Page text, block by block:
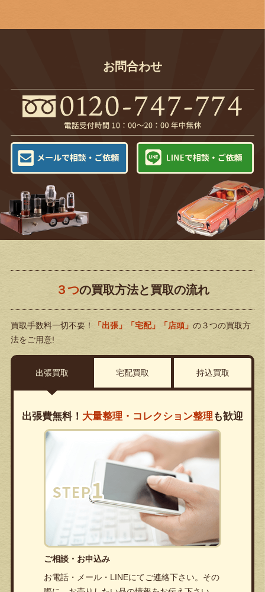
お問合わせ
３つの買取方法と買取の流れ
買取手数料一切不要！ 「出張」「宅配」「店頭」 の３つの買取方
法をご用意!
出張買取 宅配買取 持込買取
出張費無料！ 大量整理・コレクション整理 も歓迎
ご相談・お申込み
お電話・メール・LINEにてご連絡下さい。その